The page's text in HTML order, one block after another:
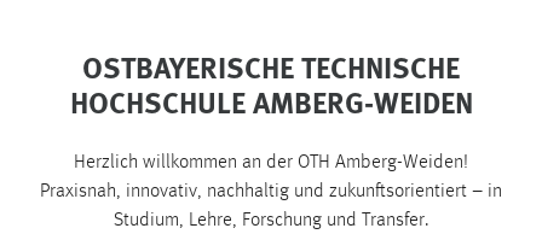
OSTBAYERISCHE TECHNISCHE
HOCHSCHULE AMBERG-WEIDEN
Herzlich willkommen an der OTH Amberg-Weiden!
Praxisnah, innovativ, nachhaltig und zukunftsorientiert – in
Studium, Lehre, Forschung und Transfer.
Name:
Dieser Cookie speichert die ausgewählten Einverständnis-
Optionen des Benutzers
Cookie Laufzeit: